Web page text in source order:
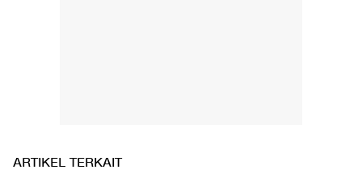
ARTIKEL TERKAIT